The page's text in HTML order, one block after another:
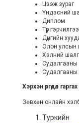
Цээж зураг
Үндэсний
Диплом
Түр
Дүнгийн
Олон улсын
Хэлний
Судалгааны
Хэрхэн өргөдөл
Зөвхөн онлайн
Туркийн